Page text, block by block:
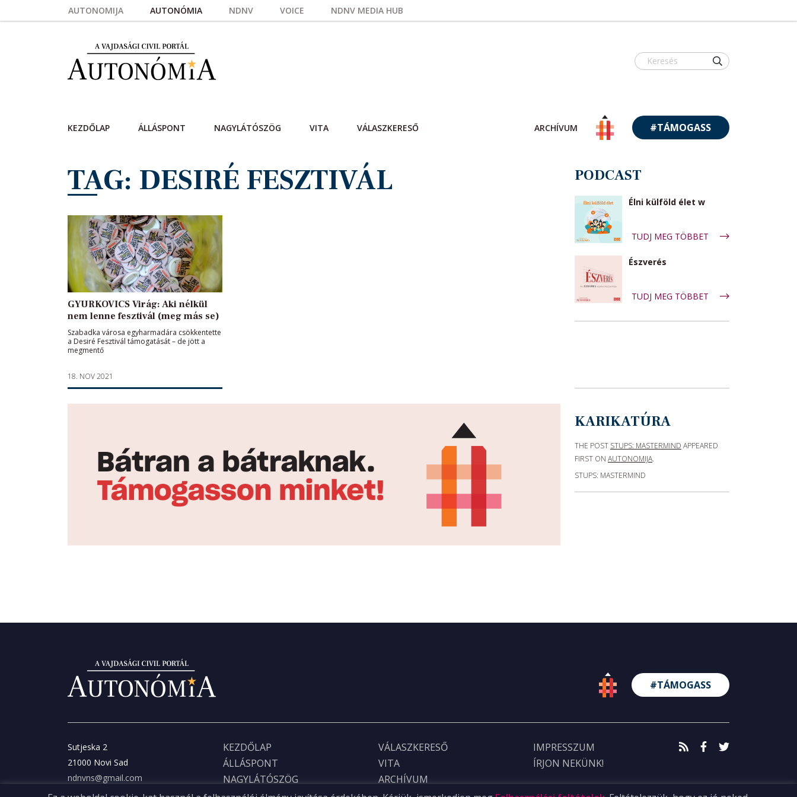
Skip to main contentAUTONOMIJA AUTONÓMIA NDNV VOICE NDNV MEDIA HUB
KEZDŐLAP ÁLLÁSPONT NAGYLÁTÓSZÖG VITA VÁLASZKERESŐ ARCHÍVUM #TÁMOGASS
TAG: DESIRÉ FESZTIVÁL
GYURKOVICS Virág: Aki nélkül
nem lenne fesztivál (meg más se)
Szabadka városa egyharmadára csökkentette
a Desiré Fesztivál támogatását – de jött a
megmentő
18. NOV 2021
PODCAST
Élni külföld élet w
TUDJ MEG TÖBBET
Észverés
TUDJ MEG TÖBBET
KARIKATÚRA
THE POST STUPS: MASTERMIND APPEARED
FIRST ON AUTONOMIJA.
STUPS: MASTERMIND
#TÁMOGASS
Sutjeska 2
21000 Novi Sad
ndnvns@gmail.com
KEZDŐLAP
ÁLLÁSPONT
NAGYLÁTÓSZÖG
VÁLASZKERESŐ
VITA
ARCHÍVUM
IMPRESSZUM
ÍRJON NEKÜNK!